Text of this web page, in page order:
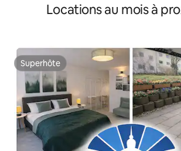
Locations au mois à
Superhôte
Superhôte